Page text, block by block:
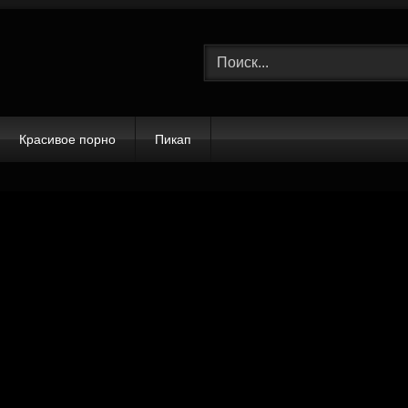
Красивое порно Пикап